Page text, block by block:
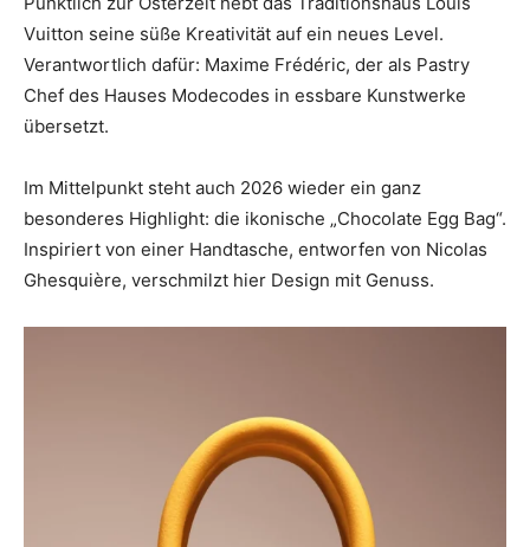
Vuitton seine süße Kreativität auf ein neues Level.
Verantwortlich dafür: Maxime Frédéric, der als Pastry
Chef des Hauses Modecodes in essbare Kunstwerke
übersetzt.
Im Mittelpunkt steht auch 2026 wieder ein ganz
besonderes Highlight: die ikonische „Chocolate Egg Bag“.
Inspiriert von einer Handtasche, entworfen von Nicolas
Ghesquière, verschmilzt hier Design mit Genuss.